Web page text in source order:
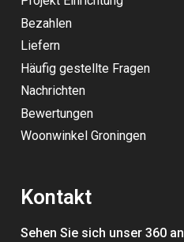
Bezahlen
Liefern
Häufig gestellte Fragen
Nachrichten
Bewertungen
Woonwinkel Groningen
Kontakt
Sehen Sie sich unser 360 an